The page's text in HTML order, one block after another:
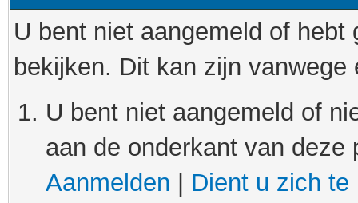
U bent niet aangemeld of
bekijken. Dit kan zijn
U bent niet aangemeld of
aan de onderkant van
Aanmelden
Dient u zich te